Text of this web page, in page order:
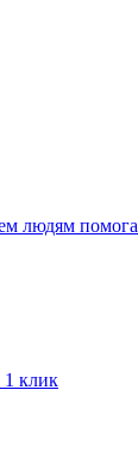
людям
клик